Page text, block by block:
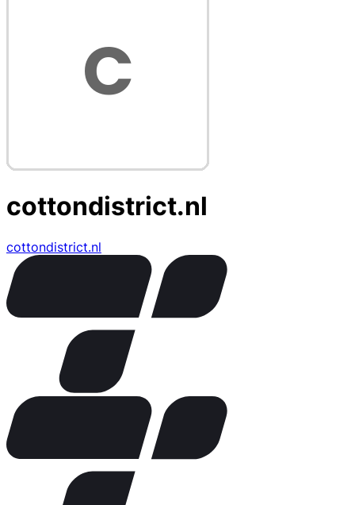
cottondistrict.nl
cottondistrict.nl